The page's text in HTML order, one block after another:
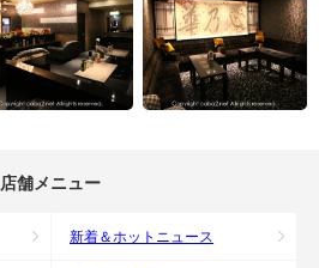
店舗メニュー
新着＆ホットニュース